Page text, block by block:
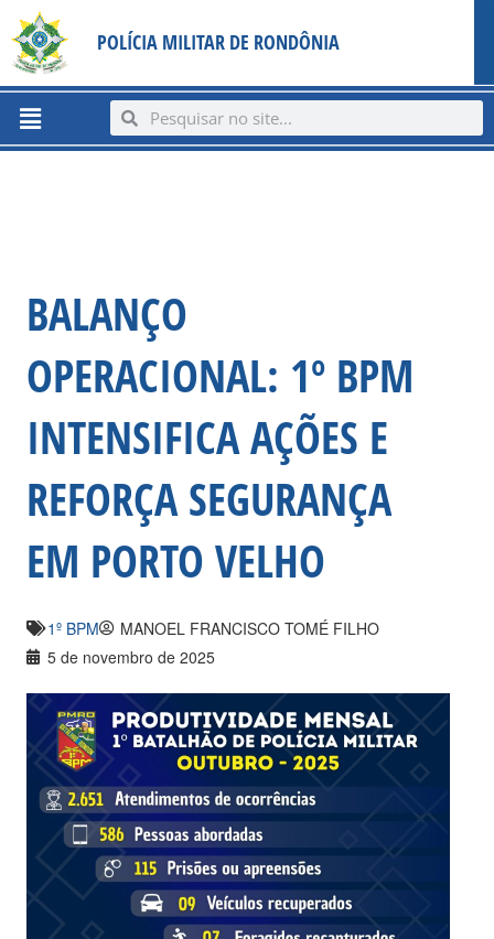
content
para
conteúdo
POLÍCIA MILITAR DE RONDÔNIA
Menu SearchSearch
BALANÇO
OPERACIONAL: 1º BPM
INTENSIFICA AÇÕES E
REFORÇA SEGURANÇA
EM PORTO VELHO
1º BPM
MANOEL FRANCISCO TOMÉ FILHO
5 de novembro de 2025